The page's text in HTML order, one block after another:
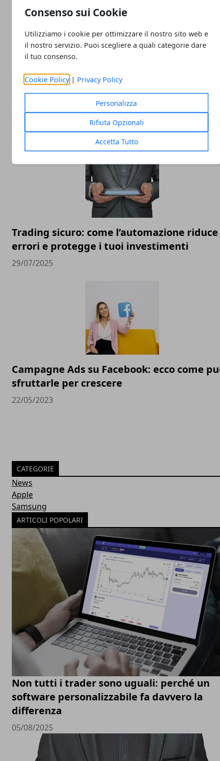
Consenso sui Cookie
Utilizziamo i cookie per ottimizzare il nostro sito web e
il nostro servizio. Puoi scegliere a quali categorie dare
il tuo consenso.
Cookie Policy| Privacy Policy
Personalizza
Rifiuta Opzionali
Accetta Tutto
Non tutti i trader sono uguali: perché un
software personalizzabile fa davvero la
differenza
Trading sicuro: come l’automazione
errori e protegge i tuoi investimenti
29/07/2025
Campagne Ads su Facebook: ecco come
sfruttarle per crescere
22/05/2023
CATEGORIE
News
Apple
Samsung
ARTICOLI POPOLARI
Non tutti i trader sono uguali: perché un
software personalizzabile fa davvero la
differenza
05/08/2025